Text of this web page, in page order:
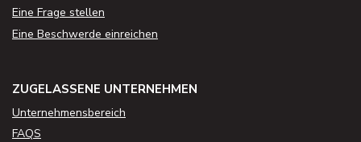
Eine Frage stellen
Eine Beschwerde einreichen
ZUGELASSENE UNTERNEHMEN
Unternehmensbereich
FAQS